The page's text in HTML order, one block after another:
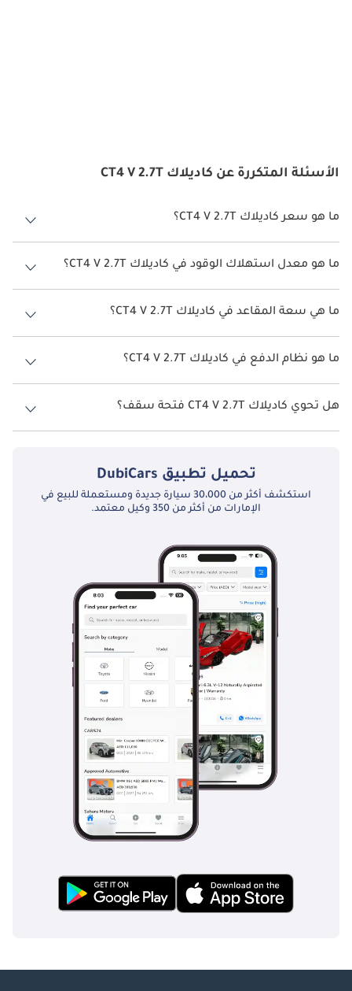
الأسئلة المتكررة عن كاديلاك CT4 V 2.7T
ما هو سعر كاديلاك CT4 V 2.7T؟
سعر كاديلاك CT4 V 2.7T هو درهم 206,000.
ما هو معدل استهلاك الوقود في كاديلاك CT4 V 2.7T؟
يبلغ معدل استهلاك الوقود المقترح من الشركة المصنعة لسيارة كاديلاك
CT4 2026 من 7 كم/ليتر - 11 كم/ليتر.
ما هي سعة المقاعد في كاديلاك CT4 V 2.7T؟
تتسع كاديلاك CT4 V 2.7T لأ 5 أشخاص.
ما هو نظام الدفع في كاديلاك CT4 V 2.7T؟
نظام الدفع في كاديلاك CT4 Rear Wheel Drive V 2.7T.
هل تحوي كاديلاك CT4 V 2.7T فتحة سقف؟
نعم توفر كاديلاك CT4 V 2.7T فتحة السقف كخيار.
تحميل تطبيق DubiCars
استكشف أكثر من 30،000 سيارة جديدة ومستعملة للبيع في
الإمارات من أكثر من 350 وكيل معتمد.